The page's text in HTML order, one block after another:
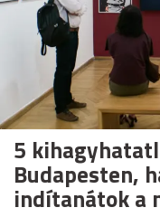
5
Budapesten,
indítanátok a